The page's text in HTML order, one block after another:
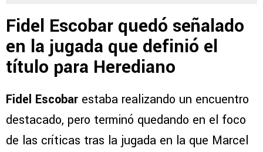
Fidel Escobar quedó señalado
en la jugada que definió el
título para Herediano
Fidel Escobar estaba realizando un encuentro
destacado, pero terminó quedando en el foco
de las críticas tras la jugada en la que Marcel